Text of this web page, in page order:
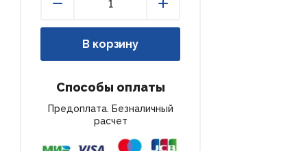
В корзину
Способы оплаты
Предоплата. Безналичный
расчет